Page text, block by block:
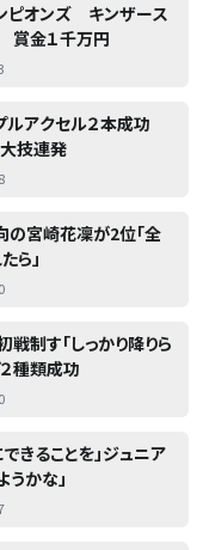
ピオンズ キンザース
賞金１千万円
ルアクセル２本成功
技連発
の宮崎花凜が2位「全
ら」
戦制す「しっかり降りら
種類成功
できることを」ジュニア
かな」